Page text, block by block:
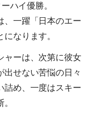
ハイ優勝。
、一躍「日本のエー
なります。
ャーは、次第に彼女
出せない苦悩の日々
詰め、一度はスキー